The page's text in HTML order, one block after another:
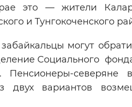
стандартные настройки
это — жители
и Тунгокоченского
могут
Социального
северяне
двух вариантов